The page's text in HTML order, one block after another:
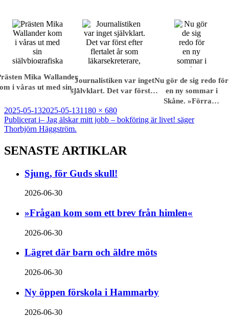
Mika Wallander
i våras ut med sin…
Journalistiken var inget
självklart. Det var först…
Nu gör de sig redo för
en ny sommar i
Skåne. »Förra…
Postat
2025-05-132025-05-13Full
storlek
1180 × 680
Inläggsnavigering
Publicerat i– Jag älskar mitt jobb – bok­föring är livet! säger
Thorbjörn Häggström.
SENASTE ARTIKLAR
Sjung, för Guds skull!
2026-06-30
»Frågan kom som ett brev från himlen«
2026-06-30
Lägret där barn och äldre möts
2026-06-30
Ny öppen förskola i Hammarby
2026-06-30